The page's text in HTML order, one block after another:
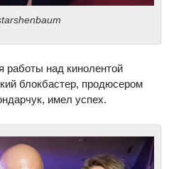
работы над кинолентой
блокбастер, продюсером
имел успех.